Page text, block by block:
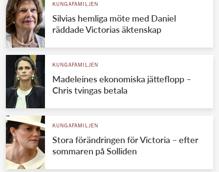
KUNGAFAMILJEN
Silvias hemliga möte med Daniel
räddade Victorias äktenskap
KUNGAFAMILJEN
Madeleines ekonomiska jätteflopp –
Chris tvingas betala
KUNGAFAMILJEN
Stora förändringen för Victoria – efter
sommaren på Solliden